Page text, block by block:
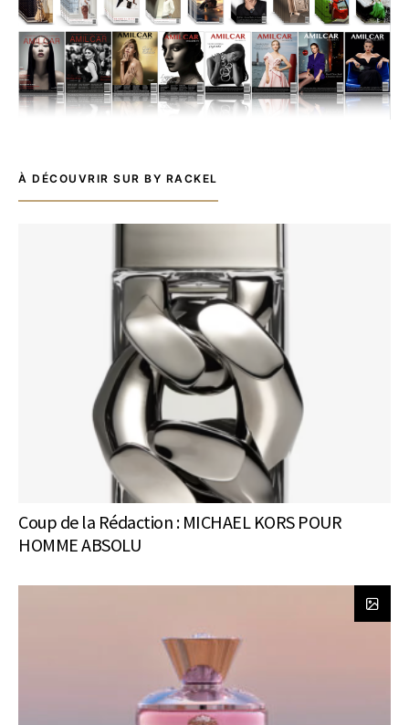
À DÉCOUVRIR SUR BY RACKEL
Coup de la Rédaction : MICHAEL KORS POUR
HOMME ABSOLU